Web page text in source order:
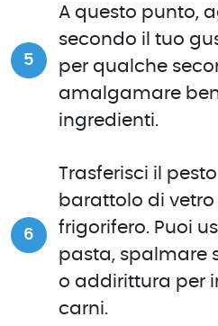
A questo punto,
secondo il tuo
per qualche
amalgamare
ingredienti.
Trasferisci il
barattolo di vetro
frigorifero. Puoi
pasta, spalmare
o addirittura per
carni.